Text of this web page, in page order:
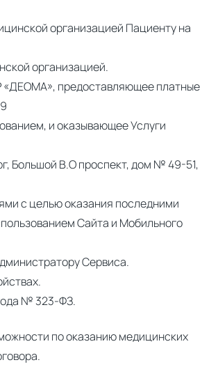
организацией Пациенту на
организацией.
предоставляющее платные
и оказывающее Услуги
Большой В.О проспект, дом № 49-51,
с целью оказания последними
Сайта и Мобильного
Сервиса.
№ 323-ФЗ.
по оказанию медицинских